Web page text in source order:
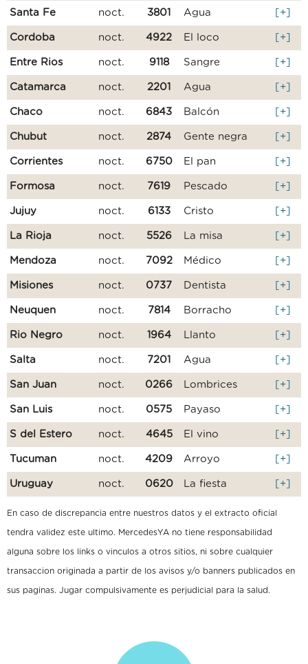
Santa Fe noct. 3801 Agua [+]
Cordoba noct. 4922 El loco [+]
Entre Rios noct. 9118 Sangre [+]
Catamarca noct. 2201 Agua [+]
Chaco noct. 6843 Balcón [+]
Chubut noct. 2874 Gente negra [+]
Corrientes noct. 6750 El pan [+]
Formosa noct. 7619 Pescado [+]
Jujuy noct. 6133 Cristo [+]
La Rioja noct. 5526 La misa [+]
Mendoza noct. 7092 Médico [+]
Misiones noct. 0737 Dentista [+]
Neuquen noct. 7814 Borracho [+]
Rio Negro noct. 1964 Llanto [+]
Salta noct. 7201 Agua [+]
San Juan noct. 0266 Lombrices [+]
San Luis noct. 0575 Payaso [+]
S del Estero noct. 4645 El vino [+]
Tucuman noct. 4209 Arroyo [+]
Uruguay noct. 0620 La fiesta [+]
En caso de discrepancia entre nuestros datos y el extracto oficial
tendra validez este ultimo. MercedesYA no tiene responsabilidad
alguna sobre los links o vinculos a otros sitios, ni sobre cualquier
transaccion originada a partir de los avisos y/o banners publicados en
sus paginas. Jugar compulsivamente es perjudicial para la salud.